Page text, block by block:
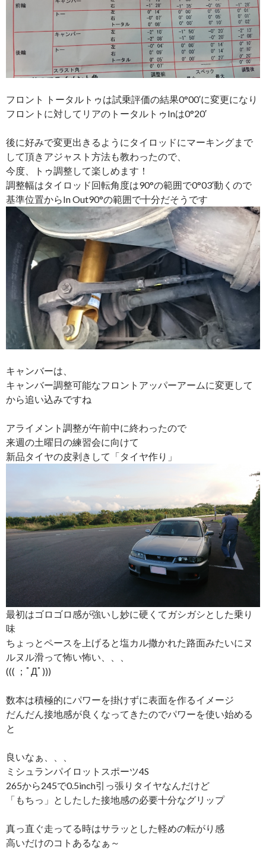
フロント トータルトゥは試乗評価の結果0°00′に変更になり
フロントに対してリアのトータルトゥInは0°20′
後に好みで変更出きるようにタイロッドにマーキングまで
して頂きアジャスト方法も教わったので、
今度、トゥ調整して楽しめます！
調整幅はタイロッド回転角度は90°の範囲で0°03′動くので
基準位置からIn Out90°の範囲で十分だそうです
キャンバーは、
キャンバー調整可能なフロントアッパーアームに変更して
から追い込みですね
アライメント調整が午前中に終わったので
来週の土曜日の練習会に向けて
新品タイヤの皮剥きして「タイヤ作り」
最初はゴロゴロ感が強いし妙に硬くてガシガシとした乗り
味
ちょっとペースを上げると塩カル撒かれた路面みたいにヌ
ルヌル滑って怖い怖い、、、
((( ；ﾟДﾟ)))
数本は積極的にパワーを掛けずに表面を作るイメージ
だんだん接地感が良くなってきたのでパワーを使い始める
と
良いなぁ、、、
ミシュランパイロットスポーツ4S
265から245で0.5inch引っ張りタイヤなんだけど
「もちっ」としたした接地感の必要十分なグリップ
真っ直ぐ走ってる時はサラッとした軽めの転がり感
高いだけのコトあるなぁ～